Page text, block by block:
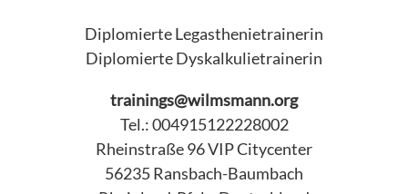
Diplomierte Legasthenietrainerin
Diplomierte Dyskalkulietrainerin
trainings@wilmsmann.org
Tel.: 004915122228002
Rheinstraße 96 VIP Citycenter
56235 Ransbach-Baumbach